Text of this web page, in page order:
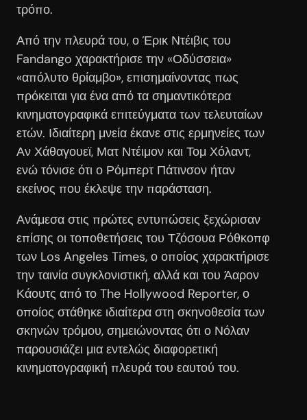
τρόπο.
Από την πλευρά του, ο Έρικ Ντέιβις του
Fandango χαρακτήρισε την «Οδύσσεια»
«απόλυτο θρίαμβο», επισημαίνοντας πως
πρόκειται για ένα από τα σημαντικότερα
κινηματογραφικά επιτεύγματα των τελευταίων
ετών. Ιδιαίτερη μνεία έκανε στις ερμηνείες των
Αν Χάθαγουεϊ, Ματ Ντέιμον και Τομ Χόλαντ,
ενώ τόνισε ότι ο Ρόμπερτ Πάτινσον ήταν
εκείνος που έκλεψε την παράσταση.
Ανάμεσα στις πρώτες εντυπώσεις ξεχώρισαν
επίσης οι τοποθετήσεις του Τζόσουα Ρόθκοπφ
των Los Angeles Times, ο οποίος χαρακτήρισε
την ταινία συγκλονιστική, αλλά και του Άαρον
Κάουτς από το The Hollywood Reporter, ο
οποίος στάθηκε ιδιαίτερα στη σκηνοθεσία των
σκηνών τρόμου, σημειώνοντας ότι ο Νόλαν
παρουσιάζει μια εντελώς διαφορετική
κινηματογραφική πλευρά του εαυτού του.